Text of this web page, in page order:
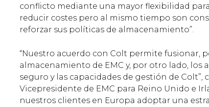
conflicto mediante una mayor flexibilidad
reducir costes pero al mismo tiempo son
reforzar sus políticas de almacenamiento”.
“Nuestro acuerdo con Colt permite fusionar,
almacenamiento de EMC y, por otro lado, los
seguro y las capacidades de gestión de
Vicepresidente de EMC para Reino Unido e
nuestros clientes en Europa adoptar una